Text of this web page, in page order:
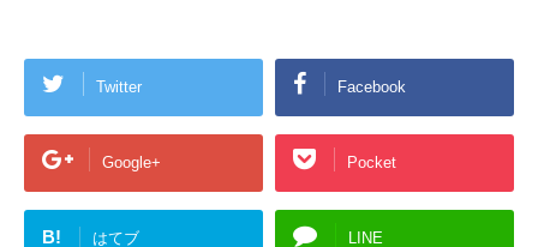
Twitter Facebook
Google+ Pocket
B! はてブ LINE